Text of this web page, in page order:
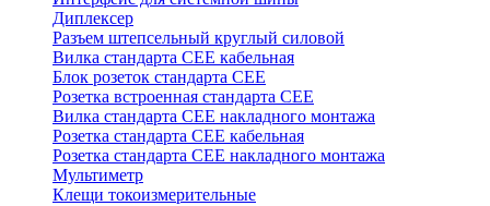
Диплексер
Разъем штепсельный круглый силовой
Вилка стандарта CEE кабельная
Блок розеток стандарта CEE
Розетка встроенная стандарта CEE
Вилка стандарта CEE накладного монтажа
Розетка стандарта СЕЕ кабельная
Розетка стандарта СЕЕ накладного монтажа
Мультиметр
Клещи токоизмерительные